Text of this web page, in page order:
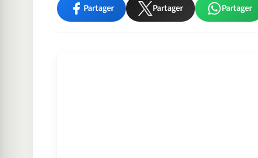
Partager Partager Partager